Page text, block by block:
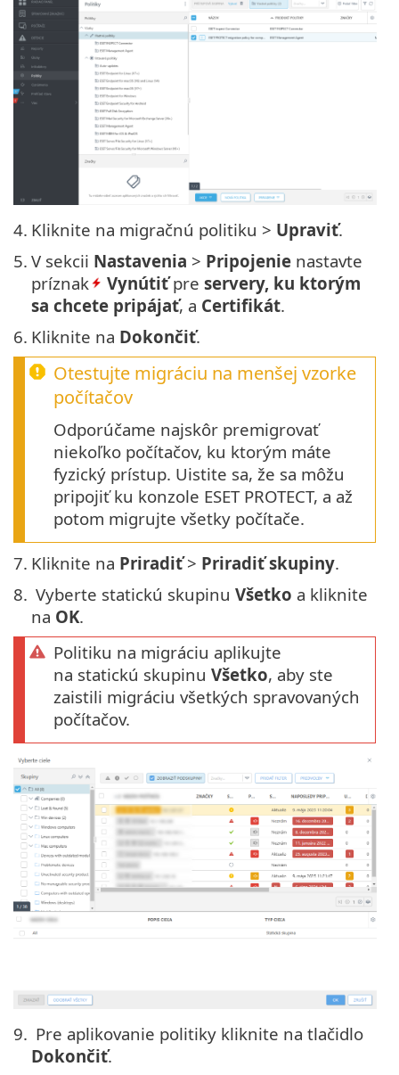
4. Kliknite na migračnú politiku > Upraviť.
5. V sekcii Nastavenia > Pripojenie nastavte
príznak
Vynútiťpre servery, ku ktorým
sa chcete pripájať, a Certifikát.
6. Kliknite na Dokončiť.
Otestujte migráciu na menšej vzorke
počítačov
Odporúčame najskôr premigrovať
niekoľko počítačov, ku ktorým máte
fyzický prístup. Uistite sa, že sa môžu
pripojiť ku konzole ESET PROTECT, a až
potom migrujte všetky počítače.
7. Kliknite na Priradiť> Priradiť skupiny.
8. Vyberte statickú skupinu Všetko a kliknite
na OK.
Politiku na migráciu aplikujte
na statickú skupinu Všetko, aby ste
zaistili migráciu všetkých spravovaných
počítačov.
9. Pre aplikovanie politiky kliknite na tlačidlo
Dokončiť.